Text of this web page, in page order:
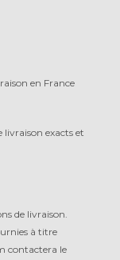
en France
livraison exacts et
de livraison.
à titre
contactera le